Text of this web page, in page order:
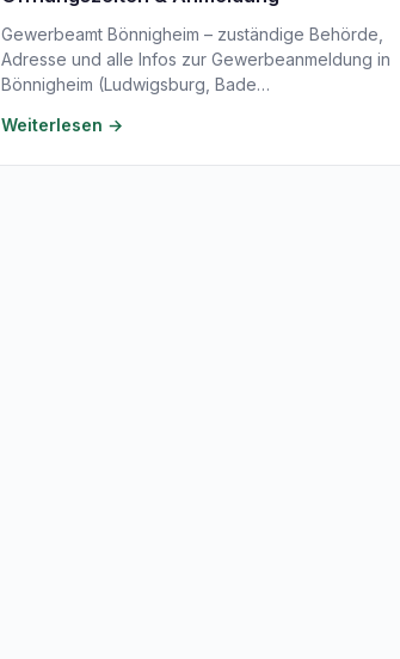
Gewerbeamt Bönnigheim – zuständige Behörde,
Adresse und alle Infos zur Gewerbeanmeldung in
Bönnigheim (Ludwigsburg, Bade…
Weiterlesen →